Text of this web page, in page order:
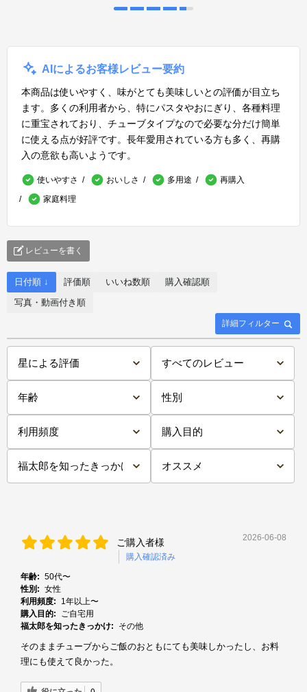
AIによるお客様レビュー要約
本商品は使いやすく、味がとても美味しいとの評価が目立ち
ます。多くの利用者から、特にパスタやおにぎり、各種料理
に重宝されており、チューブタイプなので必要な分だけ簡単
に使える点が好評です。長年愛用されている方も多く、再購
入の意欲も高いようです。
使いやすさ おいしさ 多用途
再購入
家庭料理
レビューを書く
詳細フィルター
日付順 ↓ 評価順 いいね数順
購入確認順
写真・動画付き順
ご購入者様
購入確認済み
2026-06-08
年齢: 50代〜
性別: 女性
利用頻度:
1年以上〜
購入目的:
ご自宅用
福太郎を知ったきっかけ:
その他
そのままチューブからご飯のおともにても美味しかったし、お料
理にも使えて良かった。